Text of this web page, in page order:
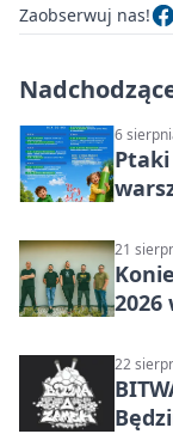
Zaobserwuj nas!
6
21
2026
22